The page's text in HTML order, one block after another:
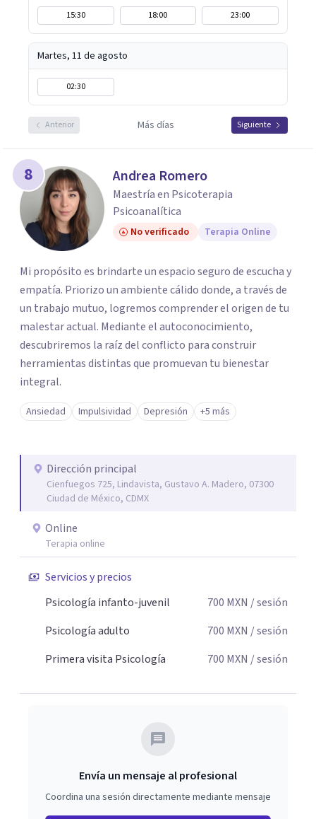
15:30 18:00 23:00
Martes, 11 de agosto
02:30
Anterior Más días Siguiente
8 Andrea Romero
Maestría en Psicoterapia
Psicoanalítica
No verificado Terapia Online
Mi propósito es brindarte un espacio seguro de escucha y
empatía. Priorizo un ambiente cálido donde, a través de
un trabajo mutuo, logremos comprender el origen de tu
malestar actual. Mediante el autoconocimiento,
descubriremos la raíz del conflicto para construir
herramientas distintas que promuevan tu bienestar
integral.
Ansiedad Impulsividad Depresión +5 más
Dirección principal
Cienfuegos 725, Lindavista, Gustavo A. Madero, 07300
Ciudad de México, CDMX
Online
Terapia online
Servicios y precios
Psicología infanto-juvenil
700 MXN / sesión
Psicología adulto
700 MXN / sesión
Primera visita Psicología
700 MXN / sesión
Envía un mensaje al profesional
Coordina una sesión directamente mediante mensaje